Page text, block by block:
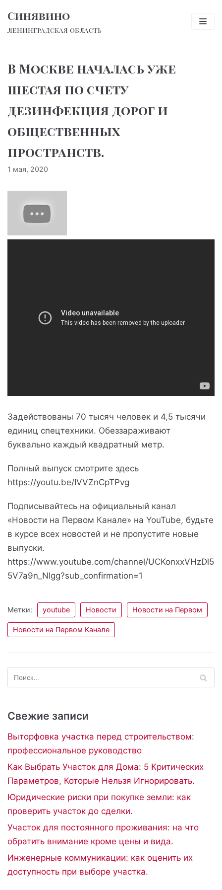
Перейти
к
Синявино
Ленинградская область
В Москве началась уже
шестая по счету
дезинфекция дорог и
общественных
пространств.
1 мая, 2020
Задействованы 70 тысяч человек и 4,5 тысячи
единиц спецтехники. Обеззараживают
буквально каждый квадратный метр.
Полный выпуск смотрите здесь
https://youtu.be/IVVZnCpTPvg
Подписывайтесь на официальный канал
«Новости на Первом Канале» на YouTube, будьте
в курсе всех новостей и не пропустите новые
выпуски.
https://www.youtube.com/channel/UCKonxxVHzDl5
5V7a9n_Nlgg?sub_confirmation=1
Метки: youtube Новости Новости на Первом
Новости на Первом Канале
Свежие записи
Выторфовка участка перед строительством:
профессиональное руководство
Как Выбрать Участок для Дома: 5 Критических
Параметров, Которые Нельзя Игнорировать.
Юридические риски при покупке земли: как
проверить участок до сделки.
Участок для постоянного проживания: на что
обратить внимание кроме цены и вида.
Инженерные коммуникации: как оценить их
доступность при выборе участка.